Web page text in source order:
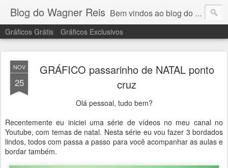
Blog do Wagner Reis Bem vindos ao blog do Wagner Reis. Acompanhe as vídeo aulas de ponto cruz, dicas, gráficos para ponto cruz e artesanatos e tudo para bordados em ponto cruz.
Gráficos Grátis Gráficos Exclusivos
NOV
25
GRÁFICO passarinho de NATAL ponto
cruz
Olá pessoal, tudo bem?
Recentemente eu iniciei uma série de vídeos no meu canal no
Youtube, com temas de natal. Nesta série eu vou fazer 3 bordados
lindos, todos com passa a passo para você acompanhar as aulas e
bordar também.